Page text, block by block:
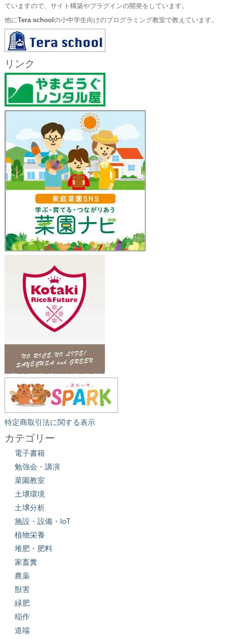
ていますので、サイト構築やプラグインの開発をしています。
他にTera school の小中学生向けのプログラミング教室で教えています。
リンク
特定商取引法に関する表示
カテゴリー
電子書籍
勉強会・講演
菜園教室
土壌環境
土壌分析
施設・設備・IoT
植物栄養
堆肥・肥料
家畜糞
農薬
獣害
緑肥
稲作
道端